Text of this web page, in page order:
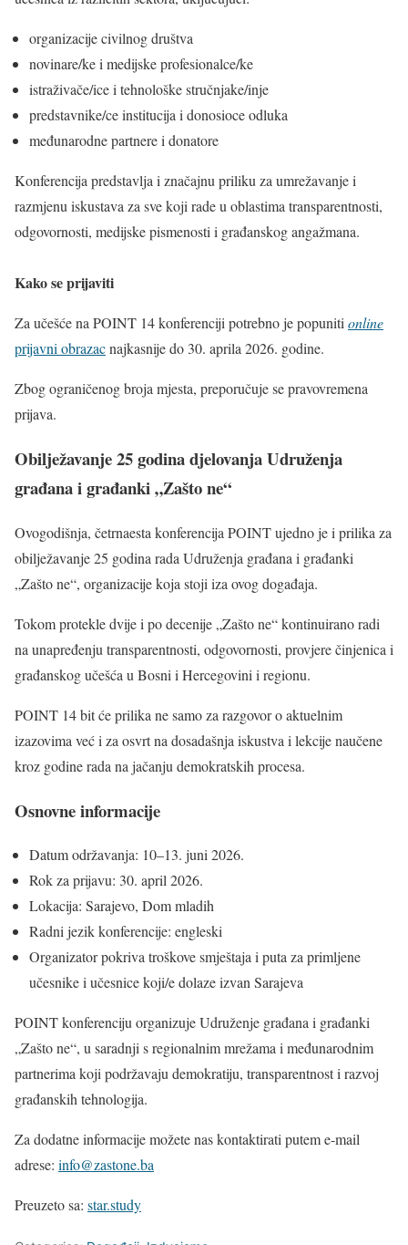
organizacije civilnog društva
novinare/ke i medijske profesionalce/ke
istraživače/ice i tehnološke stručnjake/inje
predstavnike/ce institucija i donosioce odluka
međunarodne partnere i donatore
Konferencija predstavlja i značajnu priliku za umrežavanje i
razmjenu iskustava za sve koji rade u oblastima transparentnosti,
odgovornosti, medijske pismenosti i građanskog angažmana.
Kako se prijaviti
Za učešće na POINT 14 konferenciji potrebno je popunitionline
prijavni obrazacnajkasnije do 30. aprila 2026. godine.
Zbog ograničenog broja mjesta, preporučuje se pravovremena
prijava.
Obilježavanje 25 godina djelovanja Udruženja
građana i građanki „Zašto ne“
Ovogodišnja, četrnaesta konferencija POINT ujedno je i prilika za
obilježavanje 25 godina rada Udruženja građana i građanki
„Zašto ne“, organizacije koja stoji iza ovog događaja.
Tokom protekle dvije i po decenije „Zašto ne“ kontinuirano radi
na unapređenju transparentnosti, odgovornosti, provjere činjenica i
građanskog učešća u Bosni i Hercegovini i regionu.
POINT 14 bit će prilika ne samo za razgovor o aktuelnim
izazovima već i za osvrt na dosadašnja iskustva i lekcije naučene
kroz godine rada na jačanju demokratskih procesa.
Osnovne informacije
Datum održavanja: 10–13. juni 2026.
Rok za prijavu: 30. april 2026.
Lokacija: Sarajevo, Dom mladih
Radni jezik konferencije: engleski
Organizator pokriva troškove smještaja i puta za primljene
učesnike i učesnice koji/e dolaze izvan Sarajeva
POINT konferenciju organizuje Udruženje građana i građanki
„Zašto ne“, u saradnji s regionalnim mrežama i međunarodnim
partnerima koji podržavaju demokratiju, transparentnost i razvoj
građanskih tehnologija.
Za dodatne informacije možete nas kontaktirati putem e-mail
adrese: info@zastone.ba
Preuzeto sa: star.study